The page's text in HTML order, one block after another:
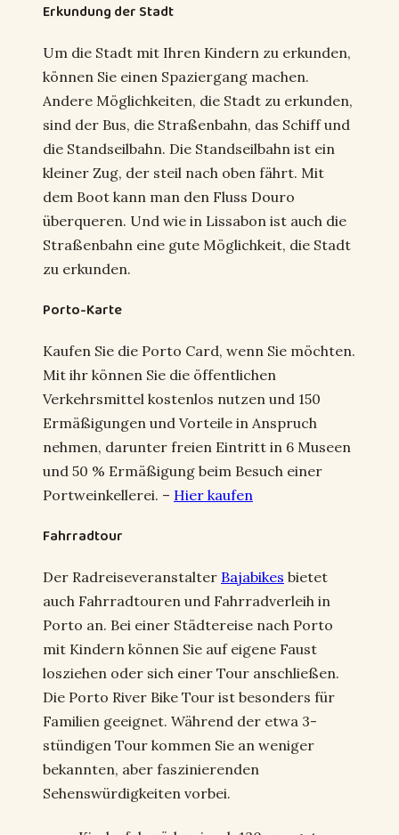
Erkundung der Stadt
Um die Stadt mit Ihren Kindern zu erkunden,
können Sie einen Spaziergang machen.
Andere Möglichkeiten, die Stadt zu erkunden,
sind der Bus, die Straßenbahn, das Schiff und
die Standseilbahn. Die Standseilbahn ist ein
kleiner Zug, der steil nach oben fährt. Mit
dem Boot kann man den Fluss Douro
überqueren. Und wie in Lissabon ist auch die
Straßenbahn eine gute Möglichkeit, die Stadt
zu erkunden.
Porto-Karte
Kaufen Sie die Porto Card, wenn Sie möchten.
Mit ihr können Sie die öffentlichen
Verkehrsmittel kostenlos nutzen und 150
Ermäßigungen und Vorteile in Anspruch
nehmen, darunter freien Eintritt in 6 Museen
und 50 % Ermäßigung beim Besuch einer
Portweinkellerei. – Hier kaufen
Fahrradtour
Der Radreiseveranstalter Bajabikes bietet
auch Fahrradtouren und Fahrradverleih in
Porto an. Bei einer Städtereise nach Porto
mit Kindern können Sie auf eigene Faust
losziehen oder sich einer Tour anschließen.
Die Porto River Bike Tour ist besonders für
Familien geeignet. Während der etwa 3-
stündigen Tour kommen Sie an weniger
bekannten, aber faszinierenden
Sehenswürdigkeiten vorbei.